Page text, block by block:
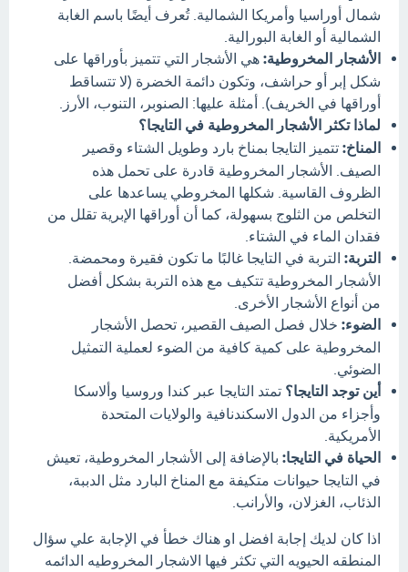
شمال أوراسيا وأمريكا الشمالية. تُعرف أيضًا باسم الغابة
الشمالية أو الغابة البورالية.
الأشجار المخروطية: هي الأشجار التي تتميز بأوراقها على
شكل إبر أو حراشف، وتكون دائمة الخضرة (لا تتساقط
أوراقها في الخريف). أمثلة عليها: الصنوبر، التنوب، الأرز.
لماذا تكثر الأشجار المخروطية في التايجا؟
المناخ: تتميز التايجا بمناخ بارد وطويل الشتاء وقصير
الصيف. الأشجار المخروطية قادرة على تحمل هذه
الظروف القاسية. شكلها المخروطي يساعدها على
التخلص من الثلوج بسهولة، كما أن أوراقها الإبرية تقلل من
فقدان الماء في الشتاء.
التربة: التربة في التايجا غالبًا ما تكون فقيرة ومحمضة.
الأشجار المخروطية تتكيف مع هذه التربة بشكل أفضل
من أنواع الأشجار الأخرى.
الضوء: خلال فصل الصيف القصير، تحصل الأشجار
المخروطية على كمية كافية من الضوء لعملية التمثيل
الضوئي.
أين توجد التايجا؟ تمتد التايجا عبر كندا وروسيا وألاسكا
وأجزاء من الدول الاسكندنافية والولايات المتحدة
الأمريكية.
الحياة في التايجا: بالإضافة إلى الأشجار المخروطية، تعيش
في التايجا حيوانات متكيفة مع المناخ البارد مثل الدببة،
الذئاب، الغزلان، والأرانب.
اذا كان لديك إجابة افضل او هناك خطأ في الإجابة علي سؤال
المنطقه الحيويه التي تكثر فيها الاشجار المخروطيه الدائمه